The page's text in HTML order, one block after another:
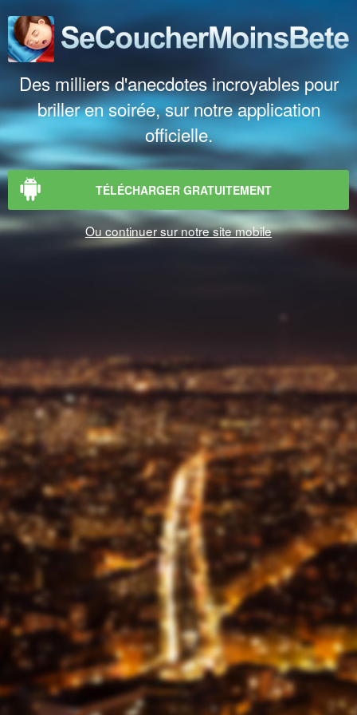
Des milliers d'anecdotes incroyables pour
briller en soirée, sur notre application
officielle.
TÉLÉCHARGER GRATUITEMENT
Ou continuer sur notre site mobile